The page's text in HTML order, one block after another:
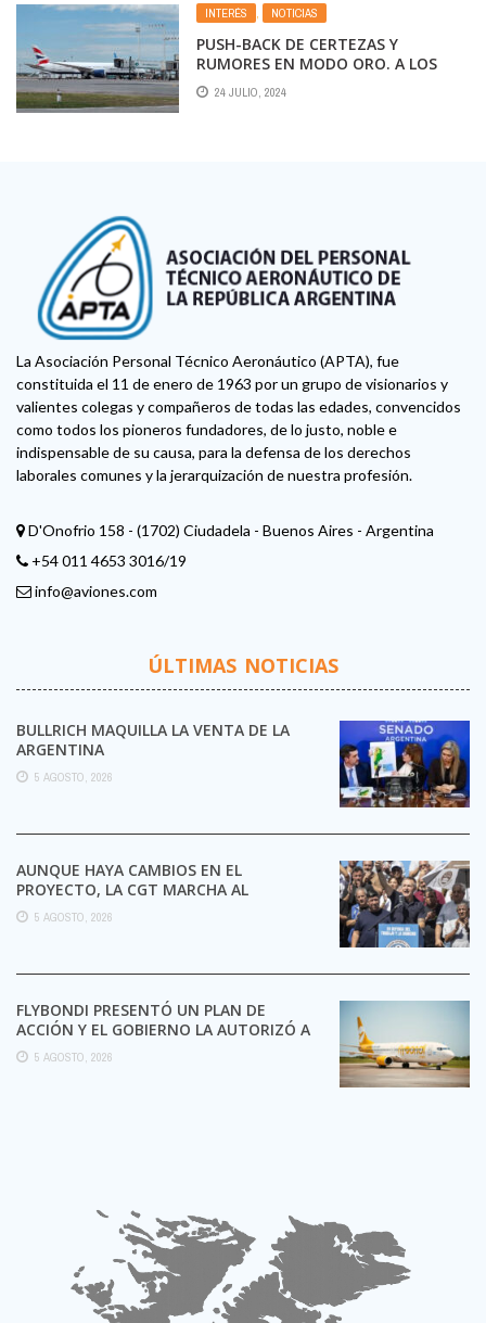
INTERÉS , NOTICIAS
PUSH-BACK DE CERTEZAS Y
RUMORES EN MODO ORO. A LOS
DOS CARGAMENTOS
CONFIRMADOS… ¿SE SUMARÍA UN
24 JULIO, 2024
La Asociación Personal Técnico Aeronáutico (APTA), fue
constituida el 11 de enero de 1963 por un grupo de visionarios y
valientes colegas y compañeros de todas las edades, convencidos
como todos los pioneros fundadores, de lo justo, noble e
indispensable de su causa, para la defensa de los derechos
laborales comunes y la jerarquización de nuestra profesión.
D'Onofrio 158 - (1702) Ciudadela - Buenos Aires - Argentina
+54 011 4653 3016/19
info@aviones.com
ÚLTIMAS NOTICIAS
BULLRICH MAQUILLA LA VENTA DE LA
ARGENTINA
5 AGOSTO, 2026
AUNQUE HAYA CAMBIOS EN EL
PROYECTO, LA CGT MARCHA AL
CONGRESO CONTRA LA LEY DE ...
5 AGOSTO, 2026
FLYBONDI PRESENTÓ UN PLAN DE
ACCIÓN Y EL GOBIERNO LA AUTORIZÓ A
SEGUIR OPERANDO
5 AGOSTO, 2026